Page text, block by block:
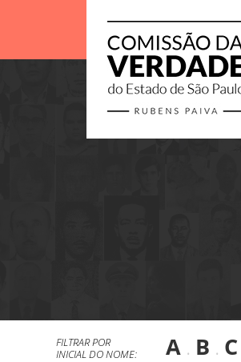
FILTRAR POR
INICIAL DO NOME:
A . B . C